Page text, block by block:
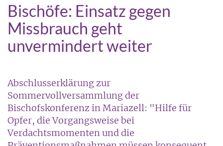
Bischöfe: Einsatz gegen
Missbrauch geht
unvermindert weiter
Abschlusserklärung zur
Sommervollversammlung der
Bischofskonferenz in Mariazell: "Hilfe für
Opfer, die Vorgangsweise bei
Verdachtsmomenten und die